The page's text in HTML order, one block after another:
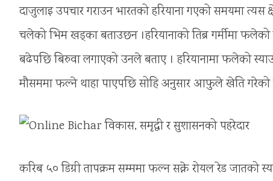
दाजुलाइ उपचार गराउन भारतको हरियाना गएको समयमा
चलेको भिम खड्का बताउछन ।हरियानाको तिब्र गर्मीमा
बढेपछि बिरुवा लगाएको उनले बताए । हरियानामा फलेको
मौसममा फल्ने थाहा पाएपछि सोहि अनुसार आफुले खेति
करिब ५० डिग्री तापक्रम सम्ममा फल्न सक्ने रोयल रेड जातको